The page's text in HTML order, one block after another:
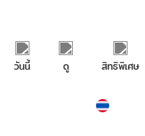
วันนี้ ดู สิทธิพิเศษ